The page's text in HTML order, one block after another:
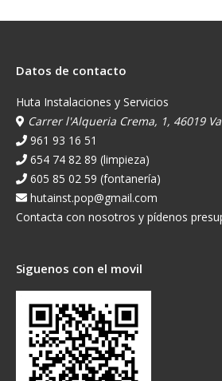
Datos de contacto
Huta Instalaciones y Servicios
Carrer l'Alqueria Crema, 1, 46019
961 93 16 51
654 74 82 89 (limpieza)
605 85 02 59 (fontanería)
hutainst.pop@gmail.com
Contacta con nosotros y pídenos
Siguenos con el movil